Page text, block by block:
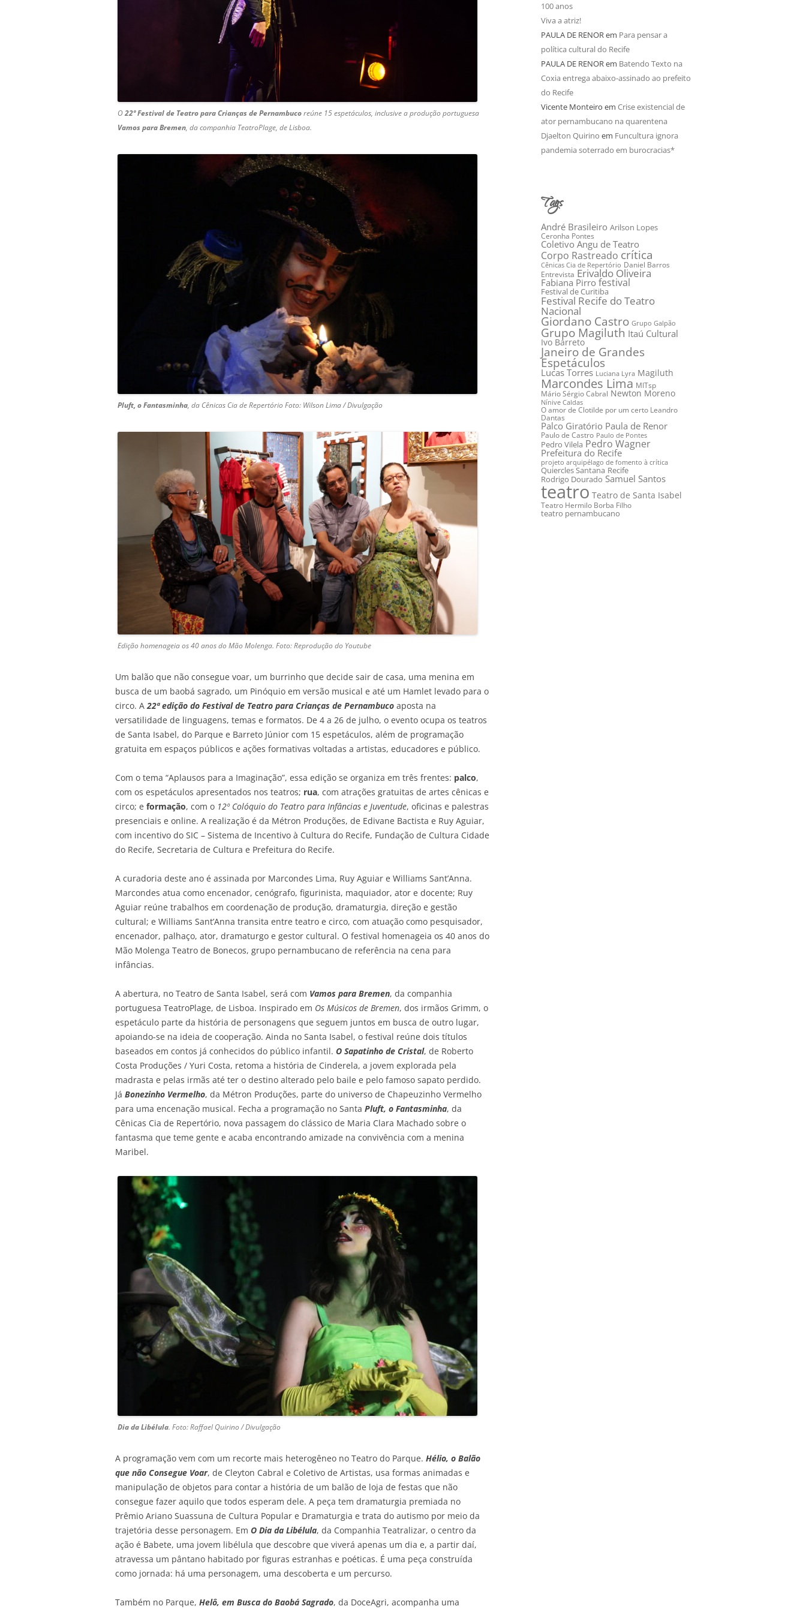
O22º Festival de Teatro para Crianças de Pernambucoreúne 15 espetáculos, inclusive a produção portuguesa
Vamos para Bremen, da companhia TeatroPlage, de Lisboa.
Pluft, o Fantasminha, da Cênicas Cia de Repertório Foto: Wilson Lima / Divulgação
Edição homenageia os 40 anos do Mão Molenga. Foto: Reprodução do Youtube
Um balão que não consegue voar, um burrinho que decide sair de casa, uma menina em
busca de um baobá sagrado, um Pinóquio em versão musical e até um Hamlet levado para o
circo. A22ª edição do Festival de Teatro para Crianças de Pernambuco aposta na
versatilidade de linguagens, temas e formatos. De 4 a 26 de julho, o evento ocupa os teatros
de Santa Isabel, do Parque e Barreto Júnior com 15 espetáculos, além de programação
gratuita em espaços públicos e ações formativas voltadas a artistas, educadores e público.
Com o tema “Aplausos para a Imaginação”, essa edição se organiza em três frentes: palco,
com os espetáculos apresentados nos teatros; rua, com atrações gratuitas de artes cênicas e
circo; e formação, com o 12º Colóquio do Teatro para Infâncias e Juventude, oficinas e palestras
presenciais e online. A realização é da Métron Produções, de Edivane Bactista e Ruy Aguiar,
com incentivo do SIC – Sistema de Incentivo à Cultura do Recife, Fundação de Cultura Cidade
do Recife, Secretaria de Cultura e Prefeitura do Recife.
A curadoria deste ano é assinada por Marcondes Lima, Ruy Aguiar e Williams Sant’Anna.
Marcondes atua como encenador, cenógrafo, figurinista, maquiador, ator e docente; Ruy
Aguiar reúne trabalhos em coordenação de produção, dramaturgia, direção e gestão
cultural; e Williams Sant’Anna transita entre teatro e circo, com atuação como pesquisador,
encenador, palhaço, ator, dramaturgo e gestor cultural. O festival homenageia os 40 anos do
Mão Molenga Teatro de Bonecos, grupo pernambucano de referência na cena para
infâncias.
A abertura, no Teatro de Santa Isabel, será com Vamos para Bremen, da companhia
portuguesa TeatroPlage, de Lisboa. Inspirado em Os Músicos de Bremen, dos irmãos Grimm, o
espetáculo parte da história de personagens que seguem juntos em busca de outro lugar,
apoiando-se na ideia de cooperação. Ainda no Santa Isabel, o festival reúne dois títulos
baseados em contos já conhecidos do público infantil. O Sapatinho de Cristal, de Roberto
Costa Produções / Yuri Costa, retoma a história de Cinderela, a jovem explorada pela
madrasta e pelas irmãs até ter o destino alterado pelo baile e pelo famoso sapato perdido.
Já Bonezinho Vermelho, da Métron Produções, parte do universo de Chapeuzinho Vermelho
para uma encenação musical. Fecha a programação no Santa Pluft, o Fantasminha, da
Cênicas Cia de Repertório, nova passagem do clássico de Maria Clara Machado sobre o
fantasma que teme gente e acaba encontrando amizade na convivência com a menina
Maribel.
Dia da Libélula. Foto: Raffael Quirino / Divulgação
A programação vem com um recorte mais heterogêneo no Teatro do Parque. Hélio, o Balão
que não Consegue Voar, de Cleyton Cabral e Coletivo de Artistas, usa formas animadas e
manipulação de objetos para contar a história de um balão de loja de festas que não
consegue fazer aquilo que todos esperam dele. A peça tem dramaturgia premiada no
Prêmio Ariano Suassuna de Cultura Popular e Dramaturgia e trata do autismo por meio da
trajetória desse personagem. Em O Dia da Libélula, da Companhia Teatralizar, o centro da
ação é Babete, uma jovem libélula que descobre que viverá apenas um dia e, a partir daí,
atravessa um pântano habitado por figuras estranhas e poéticas. É uma peça construída
como jornada: há uma personagem, uma descoberta e um percurso.
Também no Parque, Helô, em Busca do Baobá Sagrado, da DoceAgri, acompanha uma
100 anos
Viva a atriz!
PAULA DE RENORem Para pensar a
política cultural do Recife
PAULA DE RENORem Batendo Texto na
Coxia entrega abaixo-assinado ao prefeito
do Recife
Vicente Monteiro em Crise existencial de
ator pernambucano na quarentena
Djaelton Quirino em Funcultura ignora
pandemia soterrado em burocracias*
Tags
André Brasileiro Arilson Lopes
Ceronha Pontes
Coletivo Angu de Teatro
Corpo Rastreado crítica
Cênicas Cia de Repertório Daniel Barros
Entrevista Erivaldo Oliveira
Fabiana Pirro festival
Festival de Curitiba
Festival Recife do Teatro
Nacional
Giordano Castro Grupo Galpão
Grupo Magiluth Itaú Cultural
Ivo Barreto
Janeiro de Grandes
Espetáculos
Lucas Torres Luciana Lyra Magiluth
Marcondes Lima MITsp
Mário Sérgio Cabral Newton Moreno
Nínive Caldas
O amor de Clotilde por um certo Leandro
Dantas
Palco Giratório Paula de Renor
Paulo de Castro Paulo de Pontes
Pedro Vilela Pedro Wagner
Prefeitura do Recife
projeto arquipélago de fomento à crítica
Quiercles Santana Recife
Rodrigo Dourado Samuel Santos
teatro Teatro de Santa Isabel
Teatro Hermilo Borba Filho
teatro pernambucano